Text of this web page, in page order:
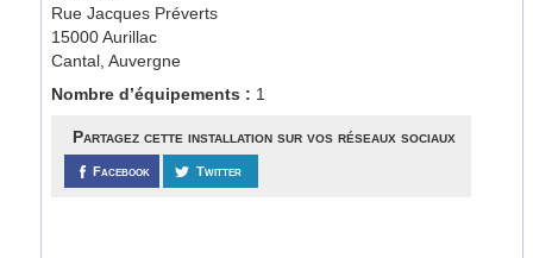
Rue Jacques Préverts
15000 Aurillac
Cantal, Auvergne
Nombre d’équipements : 1
Partagez cette installation sur vos réseaux sociaux
Facebook Twitter